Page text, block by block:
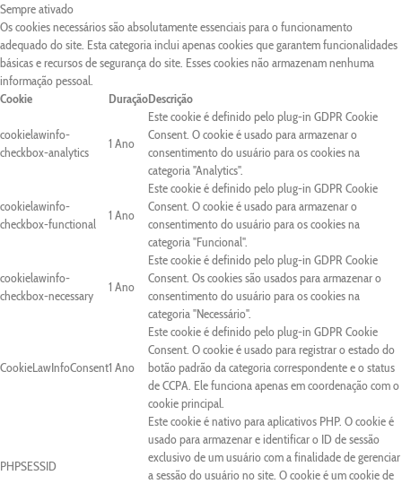
Sempre ativado
Os cookies necessários são absolutamente essenciais para o funcionamento
adequado do site. Esta categoria inclui apenas cookies que garantem funcionalidades
básicas e recursos de segurança do site. Esses cookies não armazenam nenhuma
informação pessoal.
Cookie
DuraçãoDescrição
cookielawinfo-
checkbox-analytics
1 Ano
Este cookie é definido pelo plug-in GDPR Cookie
Consent. O cookie é usado para armazenar o
consentimento do usuário para os cookies na
categoria "Analytics".
cookielawinfo-
checkbox-functional
1 Ano
Este cookie é definido pelo plug-in GDPR Cookie
Consent. O cookie é usado para armazenar o
consentimento do usuário para os cookies na
categoria "Funcional".
cookielawinfo-
checkbox-necessary
1 Ano
Este cookie é definido pelo plug-in GDPR Cookie
Consent. Os cookies são usados para armazenar o
consentimento do usuário para os cookies na
categoria "Necessário".
CookieLawInfoConsent1 Ano
Este cookie é definido pelo plug-in GDPR Cookie
Consent. O cookie é usado para registrar o estado do
botão padrão da categoria correspondente e o status
de CCPA. Ele funciona apenas em coordenação com o
cookie principal.
PHPSESSID
Este cookie é nativo para aplicativos PHP. O cookie é
usado para armazenar e identificar o ID de sessão
exclusivo de um usuário com a finalidade de gerenciar
a sessão do usuário no site. O cookie é um cookie de